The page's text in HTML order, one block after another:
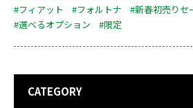
#フィアット
#フォルトナ #新春初売りセ
#選べるオプション
#限定
CATEGORY